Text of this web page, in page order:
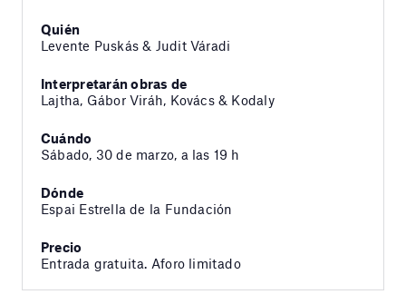
Quién
Levente Puskás & Judit Váradi
Interpretarán obras de
Lajtha, Gábor Viráh, Kovács & Kodaly
Cuándo
Sábado, 30 de marzo, a las 19 h
Dónde
Espai Estrella de la Fundación
Precio
Entrada gratuita. Aforo limitado